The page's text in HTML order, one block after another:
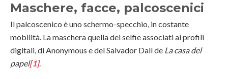
Maschere, facce, palcoscenici
Il palcoscenico è uno schermo-specchio, in costante
mobilità. La maschera quella dei selfie associati ai profili
digitali, di Anonymous e del Salvador Dalì de La casa del
papel[1].